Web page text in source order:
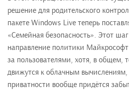
решение для родительского
пакете Windows Live теперь
«Семейная безопасность». Этот
направление политики
за пользователями, хотя, в общем,
движутся к облачным
приватности вообще придётся